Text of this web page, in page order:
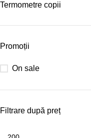
Termometre copii
Promoții
On sale
Filtrare după preț